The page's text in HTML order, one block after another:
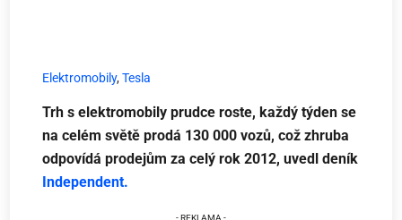
Elektromobily,Tesla
Trh s elektromobily prudce roste, každý týden se
na celém světě prodá 130 000 vozů, což zhruba
odpovídá prodejům za celý rok 2012, uvedl deník
Independent.